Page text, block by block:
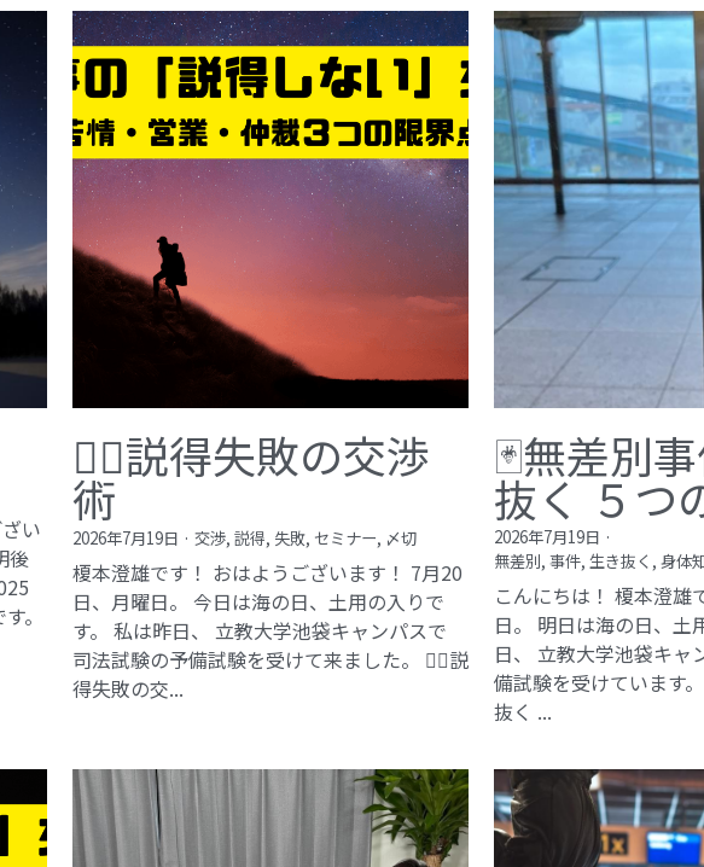
い
後
。
🕵️‍♂️説得失敗の交渉
術
2026年7月19日 · 交渉, 説得, 失敗, セミナー, 〆切
榎本澄雄です！ おはようございます！ 7月20
日、月曜日。 今日は海の日、土用の入りで
す。 私は昨日、 立教大学池袋キャンパスで
司法試験の予備試験を受けて来ました。 🕵️‍♂️説
得失敗の交...
🃏無差別
抜く ５つ
2026年7月19日 ·
無差別, 事件, 生き抜く, 身体
こんにちは！ 榎本澄雄
日。 明日は海の日、土
日、 立教大学池袋キャ
備試験を受けています
抜く ...